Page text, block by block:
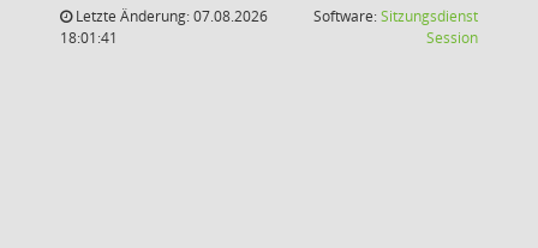
Letzte Änderung: 07.08.2026
18:01:41
Software:Sitzungsdienst
Session(Wird in